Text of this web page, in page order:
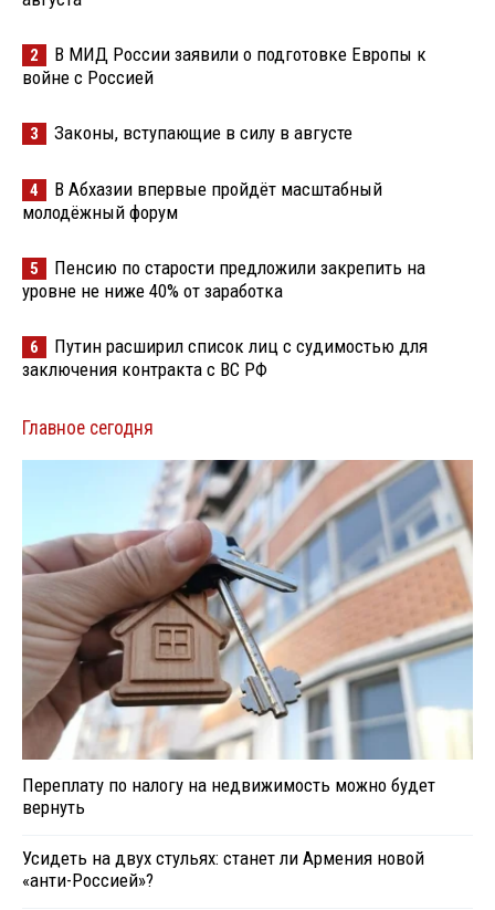
2
В МИД России заявили о подготовке Европы к
войне с Россией
3 Законы, вступающие в силу в августе
4
В Абхазии впервые пройдёт масштабный
молодёжный форум
5
Пенсию по старости предложили закрепить на
уровне не ниже 40% от заработка
6
Путин расширил список лиц с судимостью для
заключения контракта с ВС РФ
Главное сегодня
Переплату по налогу на недвижимость можно будет
вернуть
Усидеть на двух стульях: станет ли Армения новой
«анти-Россией»?